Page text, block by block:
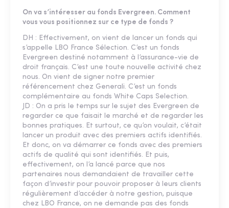
On va s’intéresser au fonds Evergreen. Comment
vous vous positionnez sur ce type de fonds ?
DH : Effectivement, on vient de lancer un fonds qui
s’appelle LBO France Sélection. C’est un fonds
Evergreen destiné notamment à l’assurance-vie de
droit français. C’est une toute nouvelle activité chez
nous. On vient de signer notre premier
référencement chez Generali. C’est un fonds
complémentaire au fonds White Caps Selection.
JD : On a pris le temps sur le sujet des Evergreen de
regarder ce que faisait le marché et de regarder les
bonnes pratiques. Et surtout, ce qu’on voulait, c’était
lancer un produit avec des premiers actifs identifiés.
Et donc, on va démarrer ce fonds avec des premiers
actifs de qualité qui sont identifiés. Et puis,
effectivement, on l’a lancé parce que nos
partenaires nous demandaient de travailler cette
façon d’investir pour pouvoir proposer à leurs clients
régulièrement d’accéder à notre gestion, puisque
chez LBO France, on ne demande pas des fonds